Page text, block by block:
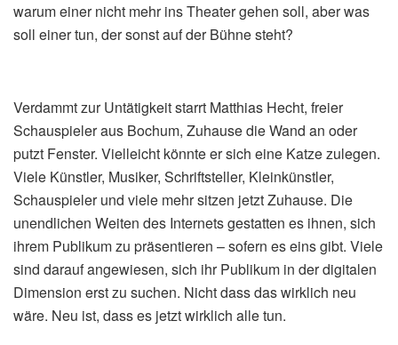
warum einer nicht mehr ins Theater gehen soll, aber was
soll einer tun, der sonst auf der Bühne steht?
Verdammt zur Untätigkeit starrt Matthias Hecht, freier
Schauspieler aus Bochum, Zuhause die Wand an oder
putzt Fenster. Vielleicht könnte er sich eine Katze zulegen.
Viele Künstler, Musiker, Schriftsteller, Kleinkünstler,
Schauspieler und viele mehr sitzen jetzt Zuhause. Die
unendlichen Weiten des Internets gestatten es ihnen, sich
ihrem Publikum zu präsentieren – sofern es eins gibt. Viele
sind darauf angewiesen, sich ihr Publikum in der digitalen
Dimension erst zu suchen. Nicht dass das wirklich neu
wäre. Neu ist, dass es jetzt wirklich alle tun.